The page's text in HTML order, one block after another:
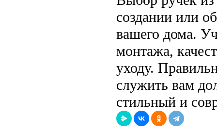
создании или
вашего дома.
монтажа,
уходу.
служить вам
стильный и